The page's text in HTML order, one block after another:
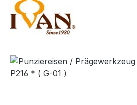
Bildergalerie überspringen